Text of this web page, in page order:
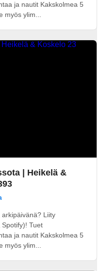
ja nautit Kakskolmea 5
myös ylim...
| Heikelä &
Liity
Tuet
ja nautit Kakskolmea 5
myös ylim...